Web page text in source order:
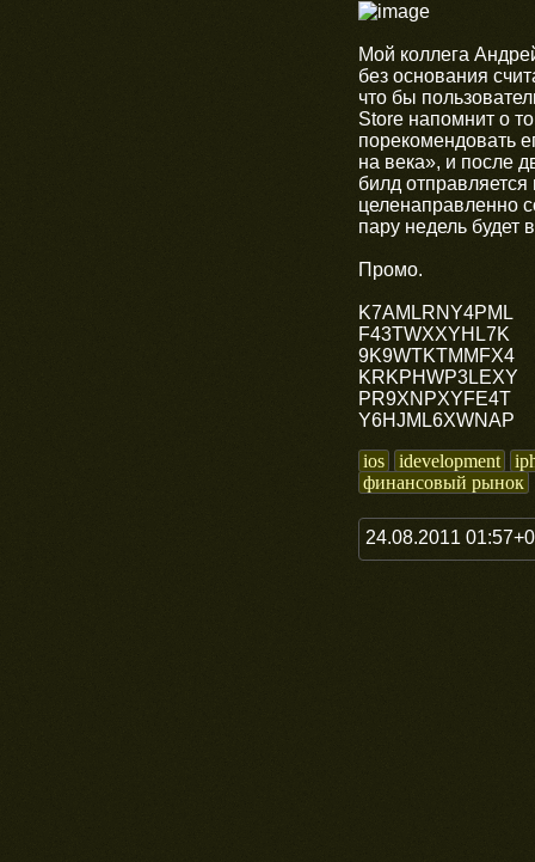
Мой коллега
без основания
что бы
Store напомнит о
порекомендовать
на века», и после
билд
целенаправленно
пару недель
Промо.
K7AMLRNY4PML
F43TWXXYHL7K
9K9WTKTMMFX4
KRKPHWP3LEXY
PR9XNPXYFE4T
Y6HJML6XWNAP
ios
idevelopment
финансовый рынок
24.08.2011